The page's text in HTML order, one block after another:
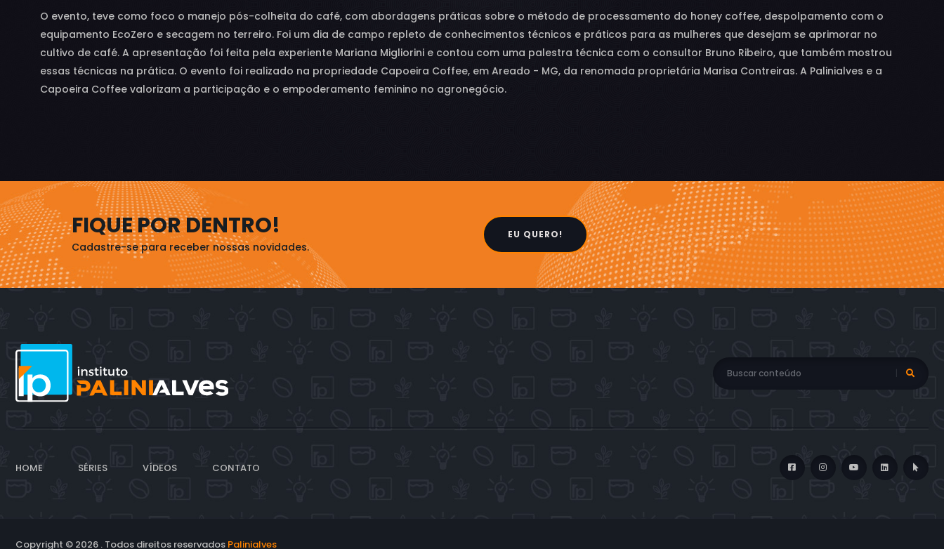
O evento, teve como foco o manejo pós-colheita do café, com abordagens práticas sobre o método de processamento do honey coffee, despolpamento com o
equipamento EcoZero e secagem no terreiro. Foi um dia de campo repleto de conhecimentos técnicos e práticos para as mulheres que desejam se aprimorar no
cultivo de café. A apresentação foi feita pela experiente Mariana Migliorini e contou com uma palestra técnica com o consultor Bruno Ribeiro, que também mostrou
essas técnicas na prática. O evento foi realizado na propriedade Capoeira Coffee, em Areado - MG, da renomada proprietária Marisa Contreiras. A Palinialves e a
Capoeira Coffee valorizam a participação e o empoderamento feminino no agronegócio.
FIQUE POR DENTRO!
Cadastre-se para receber nossas novidades.
EU QUERO!
HOME SÉRIES VÍDEOS CONTATO
Copyright © 2026 . Todos direitos reservados Palinialves